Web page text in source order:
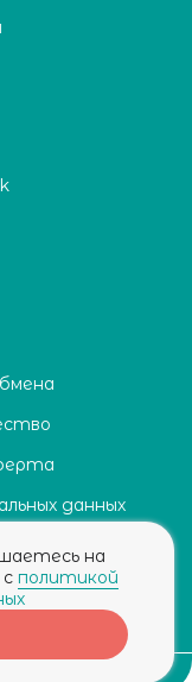
данных
данных
на
политикой